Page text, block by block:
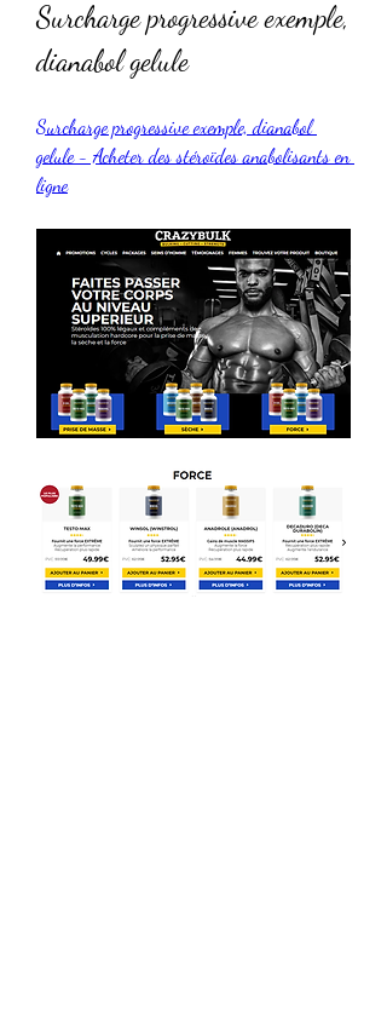
Surcharge progressive exemple,
dianabol gelule
Surcharge progressive exemple, dianabol
gelule - Acheter des stéroïdes anabolisants en
ligne